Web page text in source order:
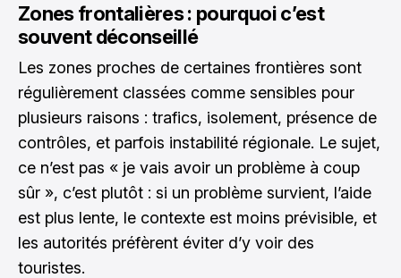
Zones frontalières : pourquoi c’est
souvent déconseillé
Les zones proches de certaines frontières sont
régulièrement classées comme sensibles pour
plusieurs raisons : trafics, isolement, présence de
contrôles, et parfois instabilité régionale. Le sujet,
ce n’est pas « je vais avoir un problème à coup
sûr », c’est plutôt : si un problème survient, l’aide
est plus lente, le contexte est moins prévisible, et
les autorités préfèrent éviter d’y voir des
touristes.